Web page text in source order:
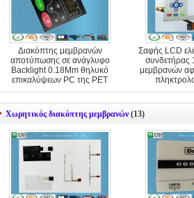
Διακόπτης μεμβρανών
αποτύπωσης σε ανάγλυφο
Backlight 0.18Mm θηλυκό
επικαλύψεων PC της PET
Σαφής LCD
συνδετήρας
μεμβρανών
Χωρητικός διακόπτης μεμβρανών (13)